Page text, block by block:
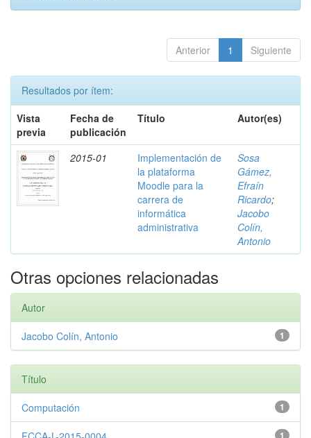
Anterior 1 Siguiente
Resultados por ítem:
Vista
previa
Fecha de
publicación
Título Autor(es)
2015-01
Implementación de
la plataforma
Moodle para la
carrera de
informática
administrativa
Sosa
Gámez,
Efraín
Ricardo;
Jacobo
Colín,
Antonio
Otras opciones relacionadas
Autor
1
Jacobo Colín, Antonio
Título
1
Computación
1